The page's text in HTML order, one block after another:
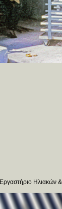
Εργαστήριο